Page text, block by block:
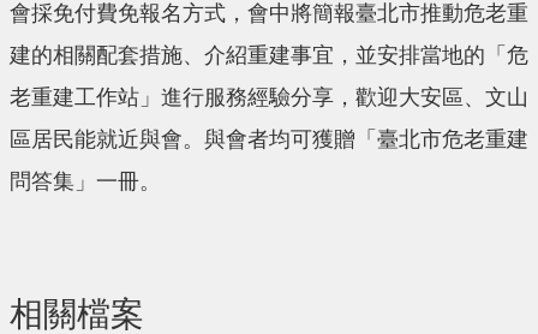
會採免付費免報名方式，會中將簡報臺北市推動危老重
建的相關配套措施、介紹重建事宜，並安排當地的「危
老重建工作站」進行服務經驗分享，歡迎大安區、文山
區居民能就近與會。與會者均可獲贈「臺北市危老重建
問答集」一冊。
相關檔案